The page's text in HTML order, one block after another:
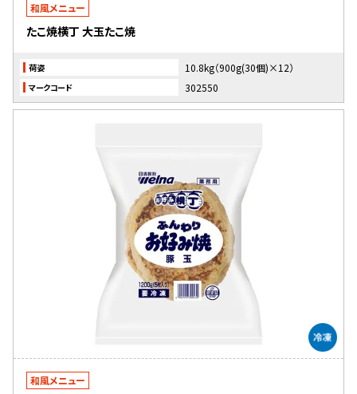
和風メニュー
たこ焼横丁 大玉たこ焼
荷姿 10.8kg（900g(30個)×12）
マークコード 302550
和風メニュー